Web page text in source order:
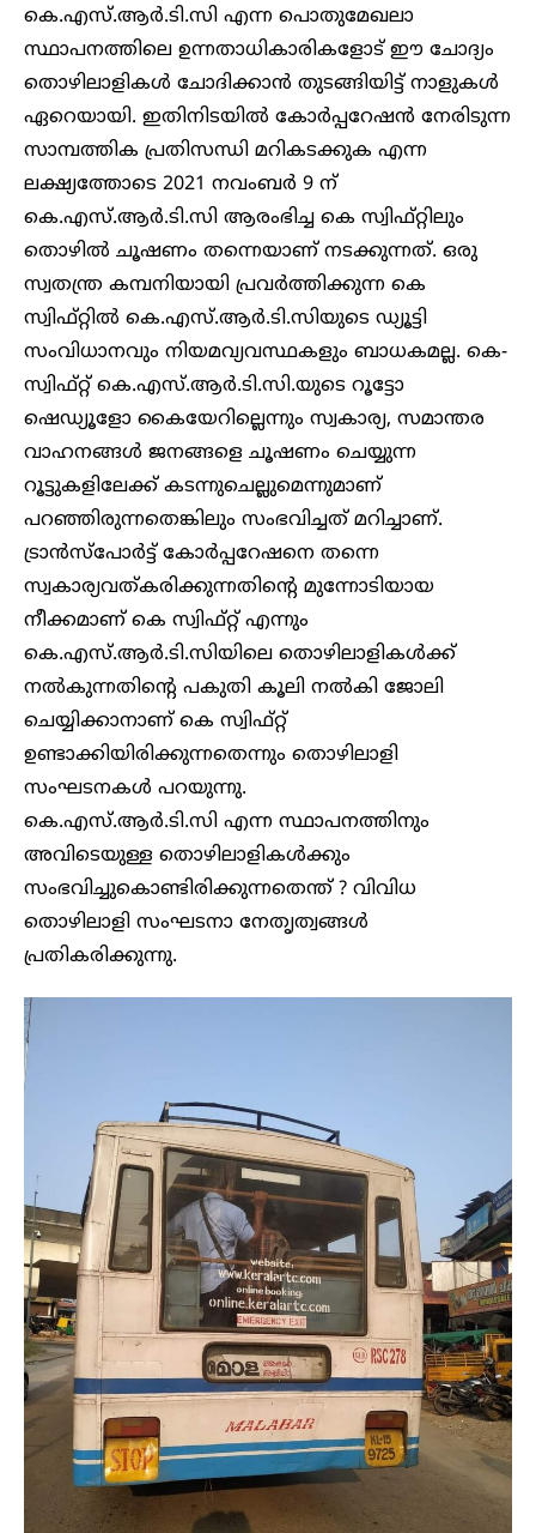
കെ.എസ്.ആർ.ടി.സി എന്ന പൊതുമേഖലാ
സ്ഥാപനത്തിലെ ഉന്നതാധികാരികളോട് ഈ ചോദ്യം
തൊഴിലാളികൾ ചോദിക്കാൻ തുടങ്ങിയിട്ട് നാളുകൾ
ഏറെയായി. ഇതിനിടയിൽ കോർപ്പറേഷൻ നേരിടുന്ന
സാമ്പത്തിക പ്രതിസന്ധി മറികടക്കുക എന്ന
ലക്ഷ്യത്തോടെ 2021 നവംബർ 9 ന്
കെ.എസ്.ആർ.ടി.സി ആരംഭിച്ച കെ സ്വിഫ്റ്റിലും
തൊഴിൽ ചൂഷണം തന്നെയാണ് നടക്കുന്നത്. ഒരു
സ്വതന്ത്ര കമ്പനിയായി പ്രവർത്തിക്കുന്ന കെ
സ്വിഫ്റ്റിൽ കെ.എസ്.ആർ.ടി.സിയുടെ ഡ്യൂട്ടി
സംവിധാനവും നിയമവ്യവസ്ഥകളും ബാധകമല്ല. കെ-
സ്വിഫ്റ്റ് കെ.എസ്.ആർ.ടി.സി.യുടെ റൂട്ടോ
ഷെഡ്യൂളോ കൈയേറില്ലെന്നും സ്വകാര്യ, സമാന്തര
വാഹനങ്ങൾ ജനങ്ങളെ ചൂഷണം ചെയ്യുന്ന
റൂട്ടുകളിലേക്ക് കടന്നുചെല്ലുമെന്നുമാണ്
പറഞ്ഞിരുന്നതെങ്കിലും സംഭവിച്ചത് മറിച്ചാണ്.
ട്രാൻസ്‌പോർട്ട് കോർപ്പറേഷനെ തന്നെ
സ്വകാര്യവത്കരിക്കുന്നതിന്റെ മുന്നോടിയായ
നീക്കമാണ് കെ സ്വിഫ്റ്റ് എന്നും
കെ.എസ്.ആർ.ടി.സിയിലെ തൊഴിലാളികൾക്ക്
നൽകുന്നതിന്റെ പകുതി കൂലി നൽകി ജോലി
ചെയ്യിക്കാനാണ് കെ സ്വിഫ്റ്റ്
ഉണ്ടാക്കിയിരിക്കുന്നതെന്നും തൊഴിലാളി
സംഘടനകൾ പറയുന്നു.
കെ.എസ്.ആർ.ടി.സി എന്ന സ്ഥാപനത്തിനും
അവിടെയുള്ള തൊഴിലാളികൾക്കും
സംഭവിച്ചുകൊണ്ടിരിക്കുന്നതെന്ത് ? വിവിധ
തൊഴിലാളി സംഘടനാ നേതൃത്വങ്ങൾ
പ്രതികരിക്കുന്നു.